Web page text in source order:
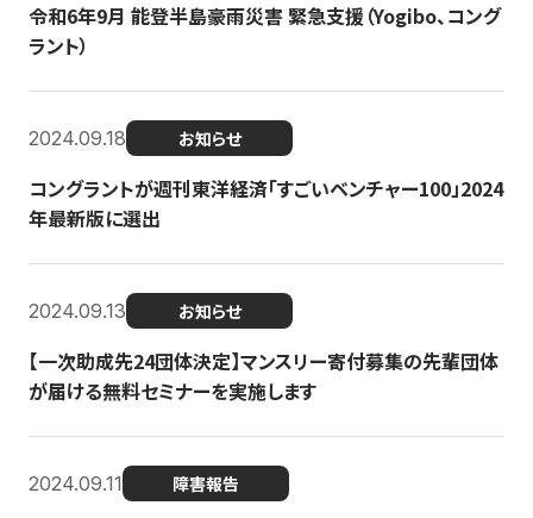
令和6年9月 能登半島豪雨災害 緊急支援（Yogibo、コング
ラント）
2024.09.18 お知らせ
コングラントが週刊東洋経済「すごいベンチャー100」2024
年最新版に選出
2024.09.13 お知らせ
【一次助成先24団体決定】マンスリー寄付募集の先輩団体
が届ける無料セミナーを実施します
2024.09.11 障害報告